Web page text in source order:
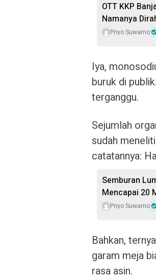
OTT KKP
Namanya
Priyo Suwarno
Iya,
buruk di
terganggu.
Sejumlah
sudah
catatannya:
Semburan
Mencapai 20
Priyo Suwarno
Bahkan,
garam meja
rasa asin.